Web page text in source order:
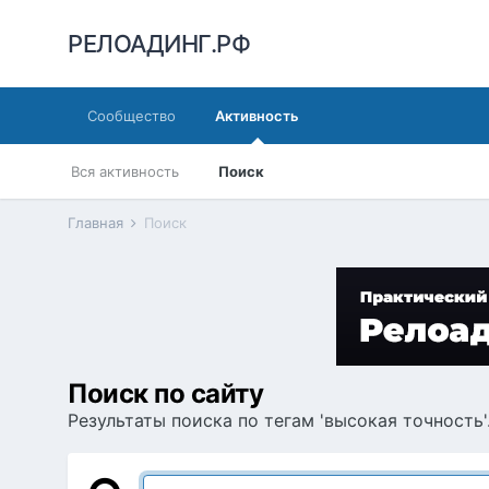
РЕЛОАДИНГ.РФ
Сообщество Активность
Вся активность Поиск
Главная Поиск
Поиск по сайту
Результаты поиска по тегам 'высокая